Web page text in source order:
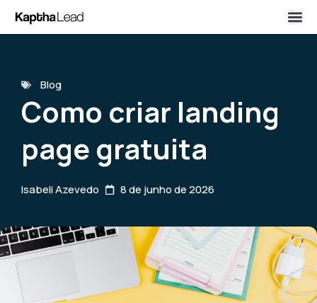
Blog
Como criar landing
page gratuita
Isabeli Azevedo 8 de junho de 2026